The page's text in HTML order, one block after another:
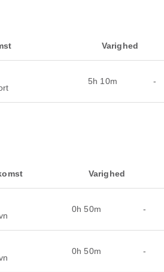
Varighed
5h 10m -
Varighed
0h 50m -
0h 50m -